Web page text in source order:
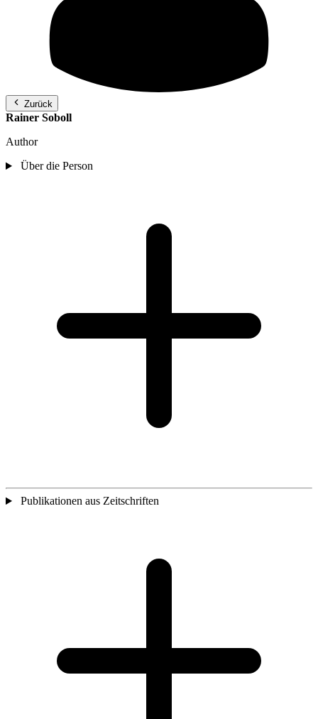
Zurück
Rainer Soboll
Author
Über die Person
Publikationen aus Zeitschriften